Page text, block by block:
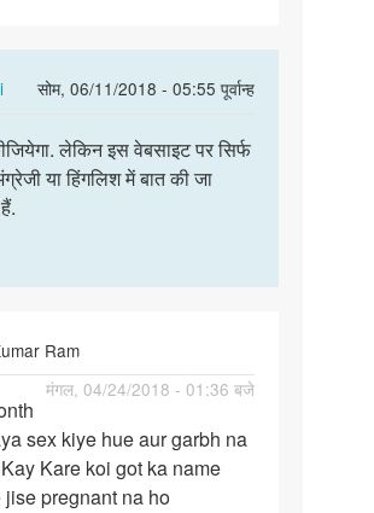
सोम, 06/11/2018 - 05:55 पूर्वान्ह
In
to
गर्भ
निरोधग
by
बाई
लेकिन इस वेबसाइट पर सिर्फ
या हिंगलिश में बात की जा
Ram
मंगल, 04/24/2018 - 01:36 बजे
sex kiye hue aur garbh na
Kare koi got ka name
jise pregnant na ho